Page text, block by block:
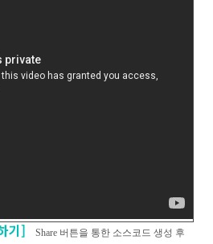
기]
Share 버튼을 통한 소스코드 생성 후